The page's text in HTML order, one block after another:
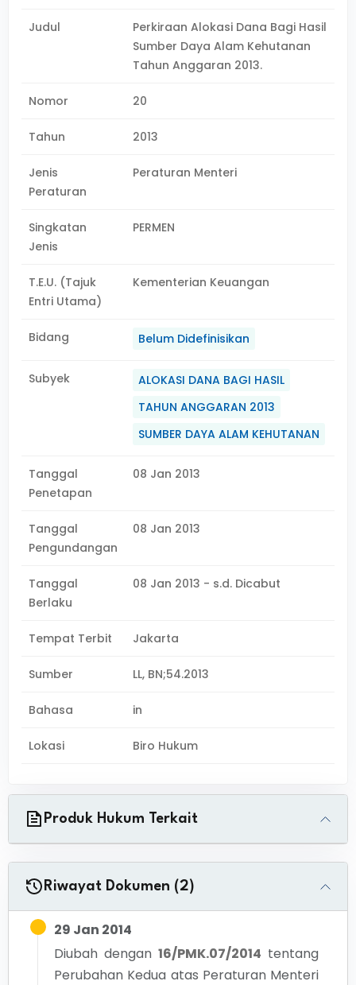
Judul
Perkiraan Alokasi Dana Bagi Hasil
Sumber Daya Alam Kehutanan
Tahun Anggaran 2013.
Nomor 20
Tahun 2013
Jenis
Peraturan
Peraturan Menteri
Singkatan
Jenis
PERMEN
T.E.U. (Tajuk
Entri Utama)
Kementerian Keuangan
Bidang Belum Didefinisikan
Subyek
ALOKASI DANA BAGI HASIL
TAHUN ANGGARAN 2013
SUMBER DAYA ALAM KEHUTANAN
Tanggal
Penetapan
08 Jan 2013
Tanggal
Pengundangan
08 Jan 2013
Tanggal
Berlaku
08 Jan 2013 - s.d. Dicabut
Tempat Terbit Jakarta
Sumber LL, BN;54.2013
Bahasa in
Lokasi Biro Hukum
Produk Hukum Terkait
Riwayat Dokumen (2)
29 Jan 2014
Diubah dengan 16/PMK.07/2014 tentang
Perubahan Kedua atas Peraturan Menteri